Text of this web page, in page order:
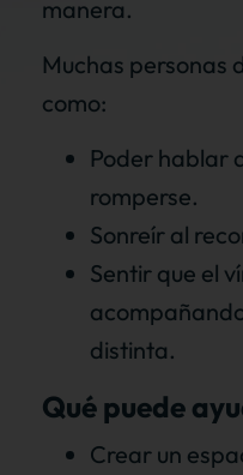
manera.
Muchas personas
como:
Poder hablar
romperse.
Sonreír al
Sentir que el
distinta.
Qué puede
Crear un